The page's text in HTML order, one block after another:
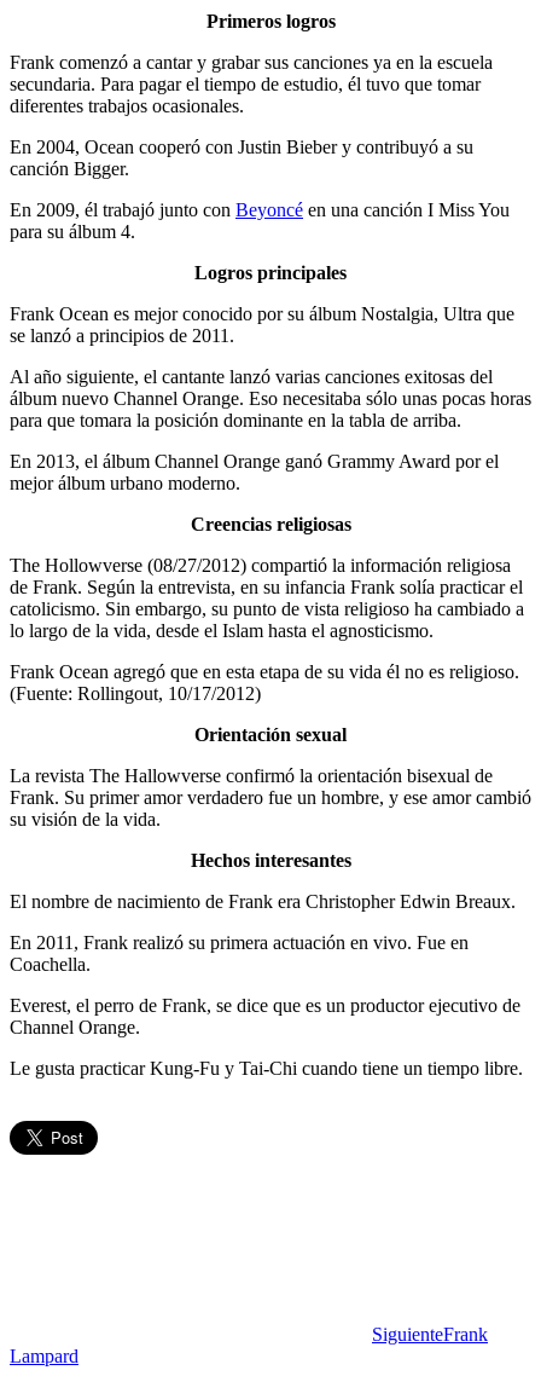
Primeros logros
Frank comenzó a cantar y grabar sus canciones ya en la escuela
secundaria. Para pagar el tiempo de estudio, él tuvo que tomar
diferentes trabajos ocasionales.
En 2004, Ocean cooperó con Justin Bieber y contribuyó a su
canción Bigger.
En 2009, él trabajó junto con Beyoncé en una canción I Miss You
para su álbum 4.
Logros principales
Frank Ocean es mejor conocido por su álbum Nostalgia, Ultra que
se lanzó a principios de 2011.
Al año siguiente, el cantante lanzó varias canciones exitosas del
álbum nuevo Channel Orange. Eso necesitaba sólo unas pocas horas
para que tomara la posición dominante en la tabla de arriba.
En 2013, el álbum Channel Orange ganó Grammy Award por el
mejor álbum urbano moderno.
Creencias religiosas
The Hollowverse (08/27/2012) compartió la información religiosa
de Frank. Según la entrevista, en su infancia Frank solía practicar el
catolicismo. Sin embargo, su punto de vista religioso ha cambiado a
lo largo de la vida, desde el Islam hasta el agnosticismo.
Frank Ocean agregó que en esta etapa de su vida él no es religioso.
(Fuente: Rollingout, 10/17/2012)
Orientación sexual
La revista The Hallowverse confirmó la orientación bisexual de
Frank. Su primer amor verdadero fue un hombre, y ese amor cambió
su visión de la vida.
Hechos interesantes
El nombre de nacimiento de Frank era Christopher Edwin Breaux.
En 2011, Frank realizó su primera actuación en vivo. Fue en
Coachella.
Everest, el perro de Frank, se dice que es un productor ejecutivo de
Channel Orange.
Le gusta practicar Kung-Fu y Tai-Chi cuando tiene un tiempo libre.
SiguienteFrank
Lampard